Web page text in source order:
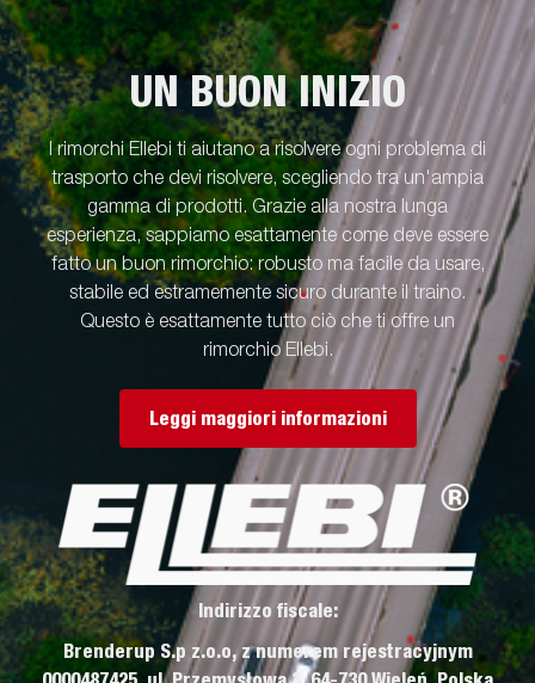
UN BUON INIZIO
I rimorchi Ellebi ti aiutano a risolvere ogni problema di
trasporto che devi risolvere, scegliendo tra un'ampia
gamma di prodotti. Grazie alla nostra lunga
esperienza, sappiamo esattamente come deve essere
fatto un buon rimorchio: robusto ma facile da usare,
stabile ed estramemente sicuro durante il traino.
Questo è esattamente tutto ciò che ti offre un
rimorchio Ellebi.
Leggi maggiori informazioni
Indirizzo fiscale:
Brenderup S.p z.o.o, z numerem rejestracyjnym